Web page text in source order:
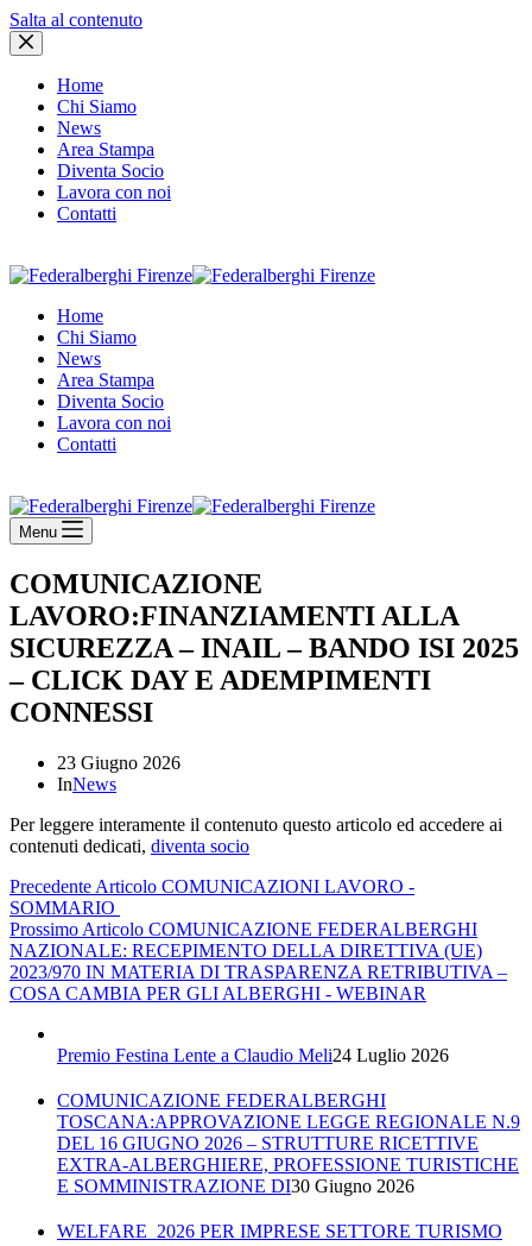
Salta al contenuto
Home
Chi Siamo
News
Area Stampa
Diventa Socio
Lavora con noi
Contatti
Home
Chi Siamo
News
Area Stampa
Diventa Socio
Lavora con noi
Contatti
Menu
COMUNICAZIONE
LAVORO:FINANZIAMENTI ALLA
SICUREZZA – INAIL – BANDO ISI 2025
– CLICK DAY E ADEMPIMENTI
CONNESSI
23 Giugno 2026
InNews
Per leggere interamente il contenuto questo articolo ed accedere ai
contenuti dedicati, diventa socio
Precedente Articolo COMUNICAZIONI LAVORO -
SOMMARIO
Prossimo Articolo COMUNICAZIONE FEDERALBERGHI
NAZIONALE: RECEPIMENTO DELLA DIRETTIVA (UE)
2023/970 IN MATERIA DI TRASPARENZA RETRIBUTIVA –
COSA CAMBIA PER GLI ALBERGHI - WEBINAR
Premio Festina Lente a Claudio Meli24 Luglio 2026
COMUNICAZIONE FEDERALBERGHI
TOSCANA:APPROVAZIONE LEGGE REGIONALE N.9
DEL 16 GIUGNO 2026 – STRUTTURE RICETTIVE
EXTRA-ALBERGHIERE, PROFESSIONE TURISTICHE
E SOMMINISTRAZIONE DI30 Giugno 2026
WELFARE 2026 PER IMPRESE SETTORE TURISMO